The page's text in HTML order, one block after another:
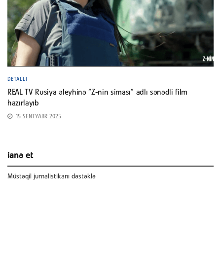
DETALLI
REAL TV Rusiya əleyhinə “Z-nin siması” adlı sənədli film
hazırlayıb
15 SENTYABR 2025
ianə et
Müstəqil jurnalistikanı dəstəklə